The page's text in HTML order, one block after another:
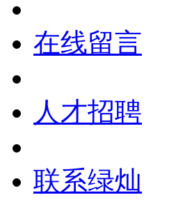
在线留言
人才招聘
联系绿灿